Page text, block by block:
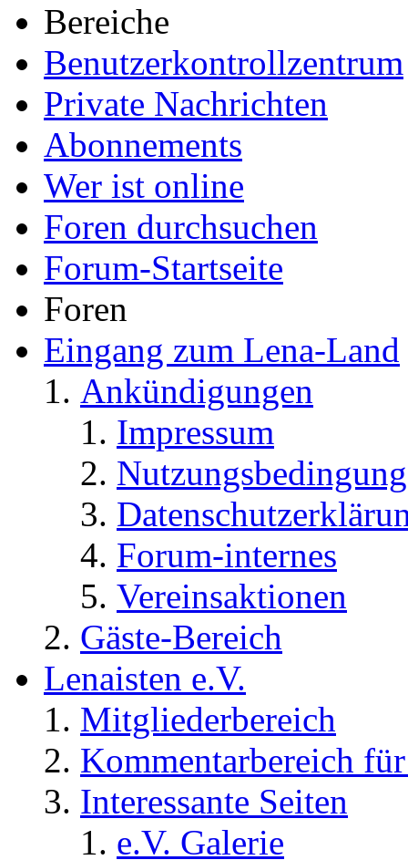
Bereiche
Benutzerkontrollzentrum
Private Nachrichten
Abonnements
Wer ist online
Foren durchsuchen
Forum-Startseite
Foren
Eingang zum Lena-Land
Ankündigungen
Impressum
Forum-internes
Vereinsaktionen
Gäste-Bereich
Lenaisten e.V.
Mitgliederbereich
Kommentarbereich
Interessante Seiten
e.V. Galerie